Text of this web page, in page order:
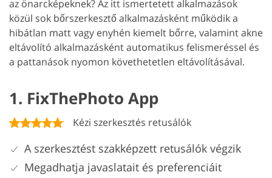
az önarcképeknek? Az itt ismertetett alkalmazások
közül sok bőrszerkesztő alkalmazásként működik a
hibátlan matt vagy enyhén kiemelt bőrre, valamint akne
eltávolító alkalmazásként automatikus felismeréssel és
a pattanások nyomon követhetetlen eltávolításával.
1. FixThePhoto App
Kézi szerkesztés retusálók
A szerkesztést szakképzett retusálók végzik
Megadhatja javaslatait és preferenciáit